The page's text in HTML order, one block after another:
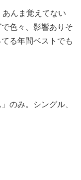
んま覚えてない
色々、影響ありそ
る年間ベストでも
のみ。シングル、